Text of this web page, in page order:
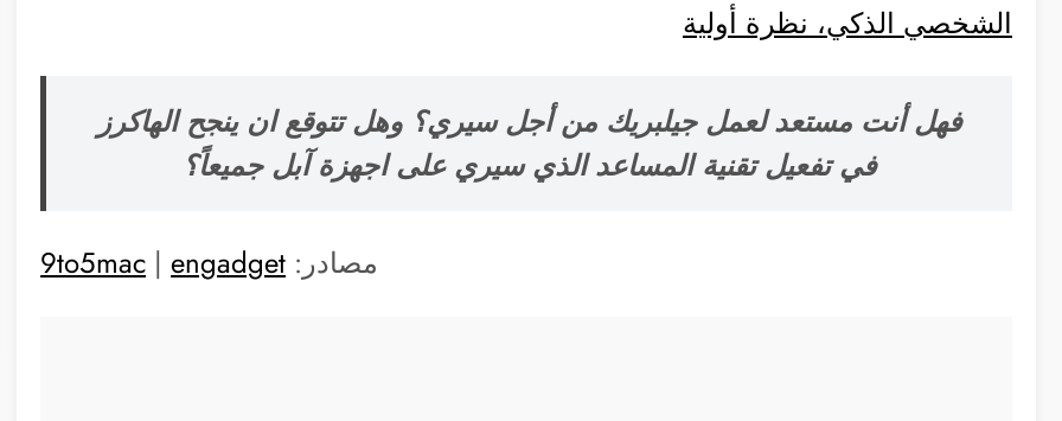
الشخصي الذكي، نظرة أولية
فهل أنت مستعد لعمل جيلبريك من أجل سيري؟ وهل تتوقع ان ينجح الهاكرز
في تفعيل تقنية المساعد الذي سيري على اجهزة آبل جميعاً؟
مصادر: 9to5mac |engadget